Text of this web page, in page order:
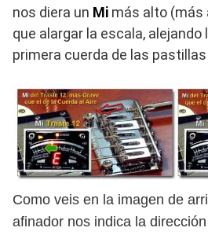
nos diera un Mi más alto (más
que alargar la escala, alejando
primera cuerda de las pastillas
Como veis en la imagen de
afinador nos indica la